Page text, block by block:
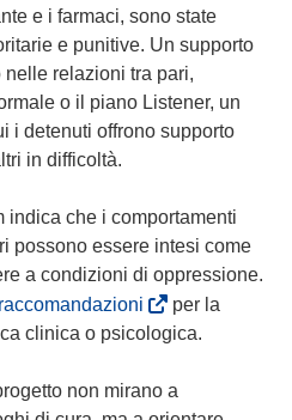
e i farmaci, sono state
e punitive. Un supporto
relazioni tra pari,
o il piano Listener, un
i detenuti offrono supporto
in difficoltà.
indica che i comportamenti
possono essere intesi come
a condizioni di oppressione.
s
a
per la
clinica o psicologica.
non mirano a